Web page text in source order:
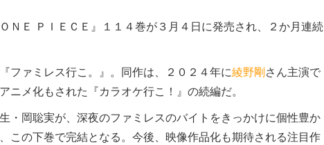
ＮＥ ＰＩＥＣＥ』１１４巻が３月４日に発売され、２か月連続
ファミレス行こ。』。同作は、２０２４年に綾野剛 さん主演で
ニメ化もされた『カラオケ行こ！』の続編だ。
・岡聡実が、深夜のファミレスのバイトをきっかけに個性豊か
この下巻で完結となる。今後、映像作品化も期待される注目作